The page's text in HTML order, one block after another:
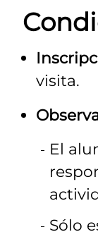
visita.
El
Sólo